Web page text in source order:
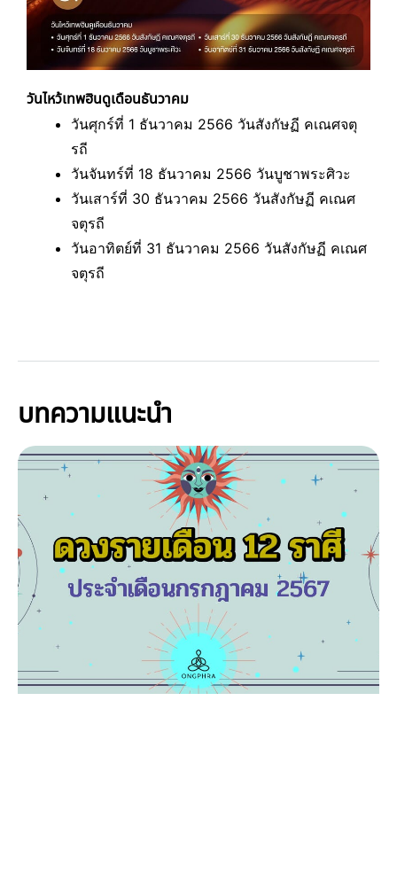
วันไหว้เทพฮินดูเดือนธันวาคม
วันศุกร์ที่ 1 ธันวาคม 2566 วันสังกัษฏี คเณศจตุ
รถี
วันจันทร์ที่ 18 ธันวาคม 2566 วันบูชาพระศิวะ
วันเสาร์ที่ 30 ธันวาคม 2566 วันสังกัษฏี คเณศ
จตุรถี
วันอาทิตย์ที่ 31 ธันวาคม 2566 วันสังกัษฏี คเณศ
จตุรถี
บทความแนะนำ